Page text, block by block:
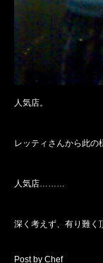
人気店。
レッティさんから此
人気店………
深く考えず、有り難く
Post by Chef